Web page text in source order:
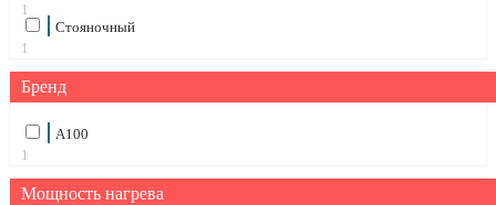
1
Стояночный
1
Бренд
А100
1
Мощность нагрева